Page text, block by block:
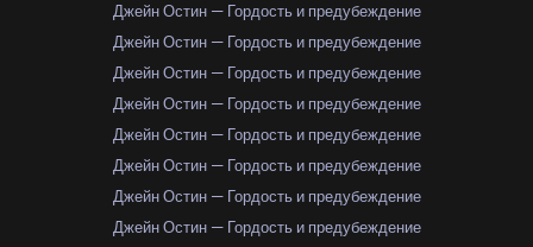
Джейн Остин — Гордость и предубеждение
Джейн Остин — Гордость и предубеждение
Джейн Остин — Гордость и предубеждение
Джейн Остин — Гордость и предубеждение
Джейн Остин — Гордость и предубеждение
Джейн Остин — Гордость и предубеждение
Джейн Остин — Гордость и предубеждение
Джейн Остин — Гордость и предубеждение